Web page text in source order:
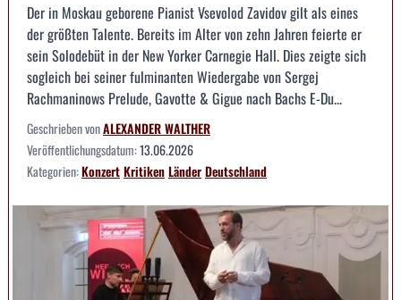
Der in Moskau geborene Pianist Vsevolod Zavidov gilt als eines
der größten Talente. Bereits im Alter von zehn Jahren feierte er
sein Solodebüt in der New Yorker Carnegie Hall. Dies zeigte sich
sogleich bei seiner fulminanten Wiedergabe von Sergej
Rachmaninows Prelude, Gavotte & Gigue nach Bachs E-Du...
Geschrieben vonALEXANDER WALTHER
Veröffentlichungsdatum:13.06.2026
Kategorien:KonzertKritikenLänderDeutschland